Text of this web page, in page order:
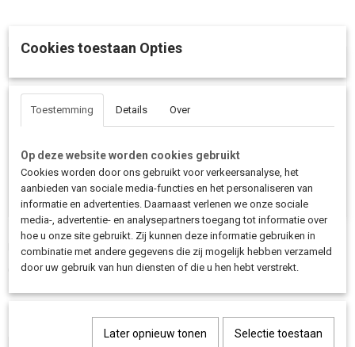
Buitenband 26" Schwalbe Pick-Up ADDIX E Super Defense
55-559 Zwart
De Schwalbe Pick-Up is de ultieme cargo band voor zware…
€ 42,90
Cookies toestaan Opties
Toestemming Details Over
Op deze website worden cookies gebruikt
Cookies worden door ons gebruikt voor verkeersanalyse, het
aanbieden van sociale media-functies en het personaliseren van
informatie en advertenties. Daarnaast verlenen we onze sociale
media-, advertentie- en analysepartners toegang tot informatie over
hoe u onze site gebruikt. Zij kunnen deze informatie gebruiken in
combinatie met andere gegevens die zij mogelijk hebben verzameld
door uw gebruik van hun diensten of die u hen hebt verstrekt.
Later opnieuw tonen Selectie toestaan